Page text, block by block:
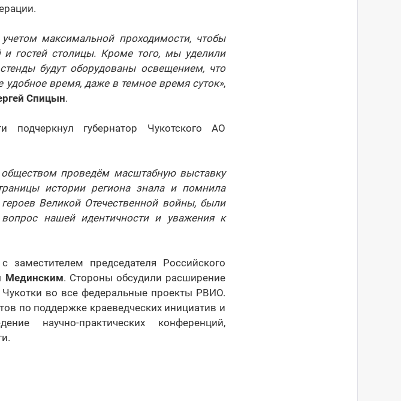
максимальной проходимости, чтобы
и гостей столицы. Кроме того, мы уделили
будут оборудованы освещением, что
время, даже в темное время суток»,
Спицын.
подчеркнул губернатор Чукотского АО
проведём масштабную выставку
истории региона знала и помнила
Великой Отечественной войны, были
нашей идентичности и уважения к
председателя Российского
Мединским. Стороны обсудили расширение
во все федеральные проекты РВИО.
по поддержке краеведческих инициатив и
научно-практических конференций,